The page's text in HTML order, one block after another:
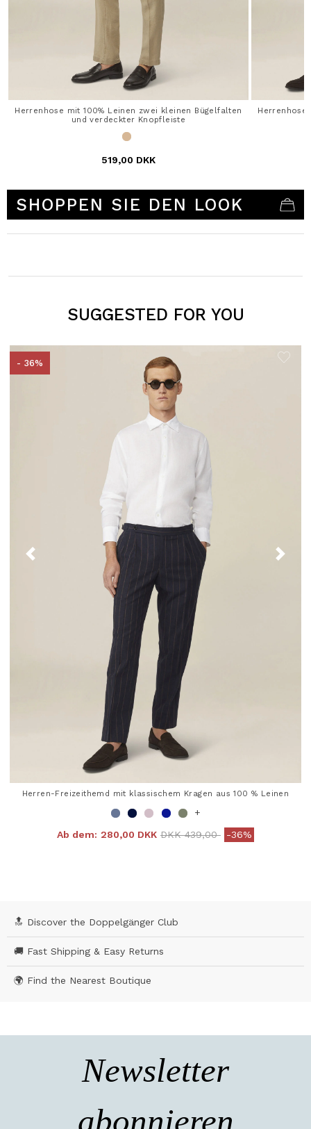
Herrenhose mit 100% Leinen zwei kleinen Bügelfalten
und verdeckter Knopfleiste
519,00 DKK
Herrenhose
SHOPPEN SIE DEN LOOK
SUGGESTED FOR YOU
- 36%
Herren-Freizeithemd mit klassischem Kragen aus 100 % Leinen
+
Ab dem: 280,00 DKK Price reduced from
DKK 439,00to-36%
🔝 Discover the Doppelgänger Club
🚚 Fast Shipping & Easy Returns
🌍 Find the Nearest Boutique
Newsletter
abonnieren